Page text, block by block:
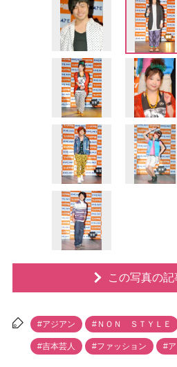
この写真の
#アジアン #ＮＯＮ ＳＴＹＬＥ
#吉本芸人 #ファッション #